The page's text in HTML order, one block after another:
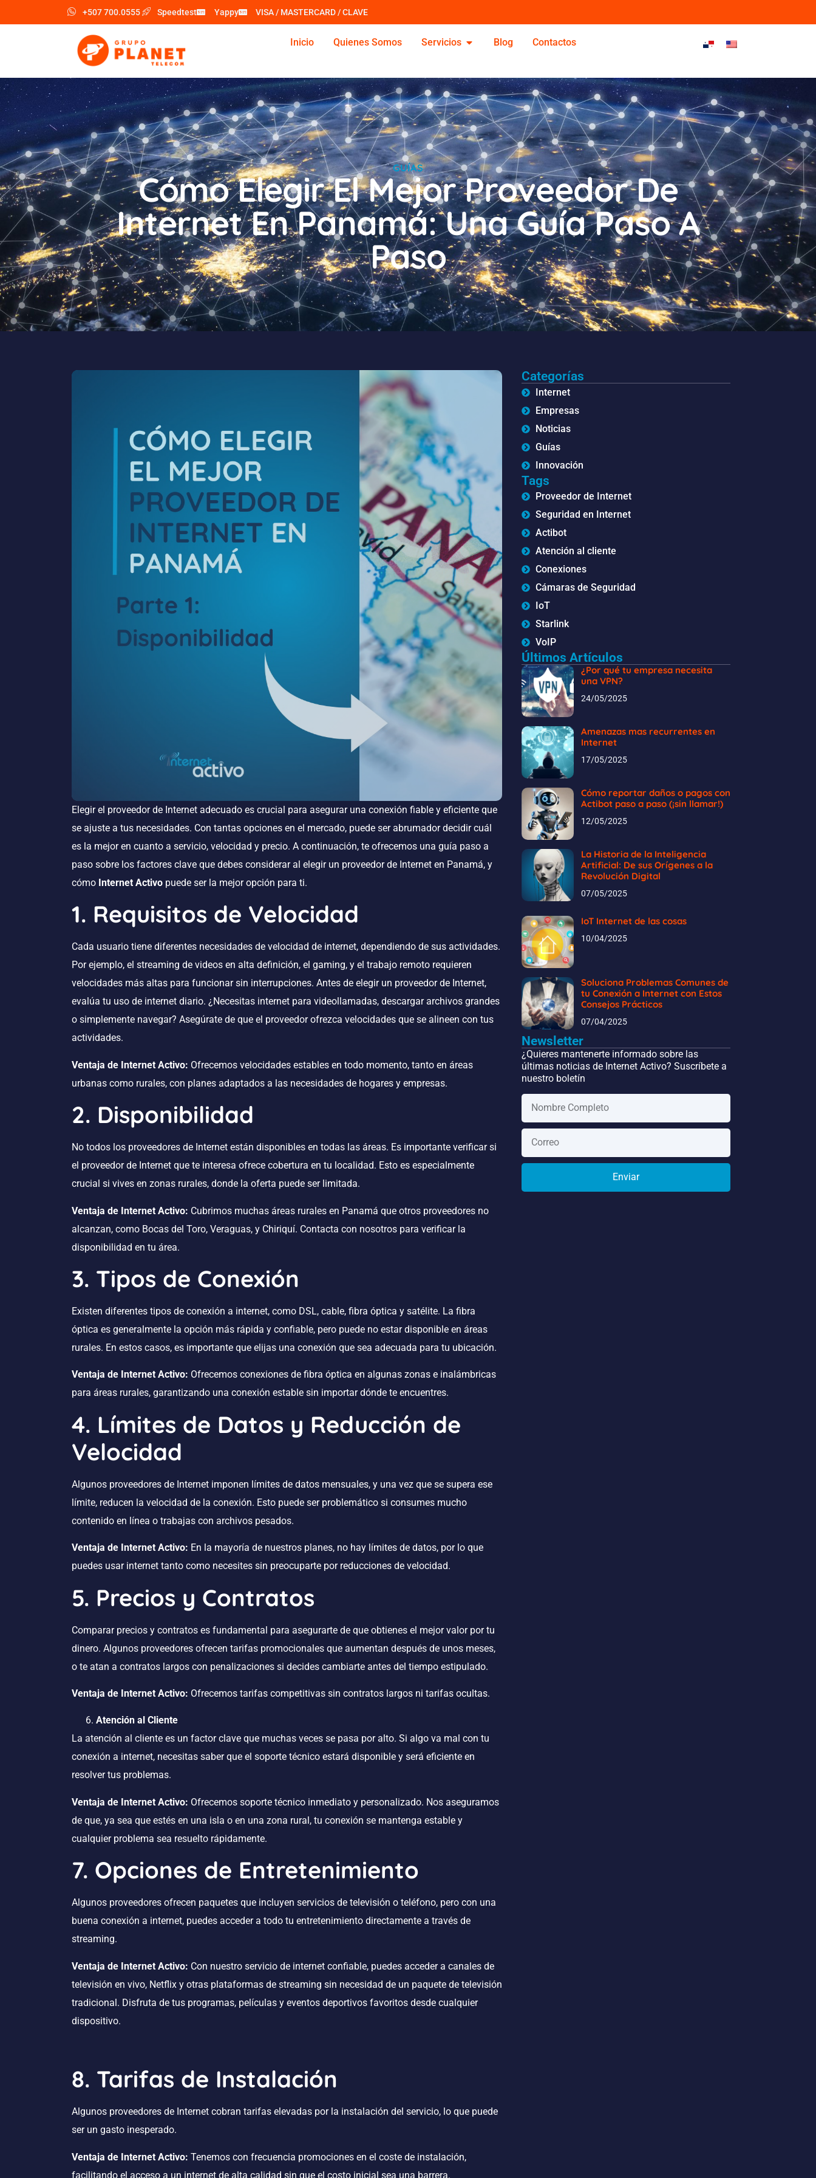
+507 700.0555 Speedtest Yappy VISA / MASTERCARD / CLAVE
Inicio Quienes Somos Servicios Blog Contactos
Item #1 Item #2 Item #3
GUÍAS
Cómo Elegir El Mejor Proveedor De
Internet En Panamá: Una Guía Paso A
Paso
Elegir el proveedor de Internet adecuado es crucial para asegurar una conexión fiable y eficiente que
se ajuste a tus necesidades. Con tantas opciones en el mercado, puede ser abrumador decidir cuál
es la mejor en cuanto a servicio, velocidad y precio. A continuación, te ofrecemos una guía paso a
paso sobre los factores clave que debes considerar al elegir un proveedor de Internet en Panamá, y
cómo Internet Activo puede ser la mejor opción para ti.
1. Requisitos de Velocidad
Cada usuario tiene diferentes necesidades de velocidad de internet, dependiendo de sus actividades.
Por ejemplo, el streaming de videos en alta definición, el gaming, y el trabajo remoto requieren
velocidades más altas para funcionar sin interrupciones. Antes de elegir un proveedor de Internet,
evalúa tu uso de internet diario. ¿Necesitas internet para videollamadas, descargar archivos grandes
o simplemente navegar? Asegúrate de que el proveedor ofrezca velocidades que se alineen con tus
actividades.
Ventaja de Internet Activo: Ofrecemos velocidades estables en todo momento, tanto en áreas
urbanas como rurales, con planes adaptados a las necesidades de hogares y empresas.
2. Disponibilidad
No todos los proveedores de Internet están disponibles en todas las áreas. Es importante verificar si
el proveedor de Internet que te interesa ofrece cobertura en tu localidad. Esto es especialmente
crucial si vives en zonas rurales, donde la oferta puede ser limitada.
Ventaja de Internet Activo: Cubrimos muchas áreas rurales en Panamá que otros proveedores no
alcanzan, como Bocas del Toro, Veraguas, y Chiriquí. Contacta con nosotros para verificar la
disponibilidad en tu área.
3. Tipos de Conexión
Existen diferentes tipos de conexión a internet, como DSL, cable, fibra óptica y satélite. La fibra
óptica es generalmente la opción más rápida y confiable, pero puede no estar disponible en áreas
rurales. En estos casos, es importante que elijas una conexión que sea adecuada para tu ubicación.
Ventaja de Internet Activo: Ofrecemos conexiones de fibra óptica en algunas zonas e inalámbricas
para áreas rurales, garantizando una conexión estable sin importar dónde te encuentres.
4. Límites de Datos y Reducción de
Velocidad
Algunos proveedores de Internet imponen límites de datos mensuales, y una vez que se supera ese
límite, reducen la velocidad de la conexión. Esto puede ser problemático si consumes mucho
contenido en línea o trabajas con archivos pesados.
Ventaja de Internet Activo: En la mayoría de nuestros planes, no hay límites de datos, por lo que
puedes usar internet tanto como necesites sin preocuparte por reducciones de velocidad.
5. Precios y Contratos
Comparar precios y contratos es fundamental para asegurarte de que obtienes el mejor valor por tu
dinero. Algunos proveedores ofrecen tarifas promocionales que aumentan después de unos meses,
o te atan a contratos largos con penalizaciones si decides cambiarte antes del tiempo estipulado.
Ventaja de Internet Activo: Ofrecemos tarifas competitivas sin contratos largos ni tarifas ocultas.
Atención al Cliente
La atención al cliente es un factor clave que muchas veces se pasa por alto. Si algo va mal con tu
conexión a internet, necesitas saber que el soporte técnico estará disponible y será eficiente en
resolver tus problemas.
Ventaja de Internet Activo: Ofrecemos soporte técnico inmediato y personalizado. Nos aseguramos
de que, ya sea que estés en una isla o en una zona rural, tu conexión se mantenga estable y
cualquier problema sea resuelto rápidamente.
7. Opciones de Entretenimiento
Algunos proveedores ofrecen paquetes que incluyen servicios de televisión o teléfono, pero con una
buena conexión a internet, puedes acceder a todo tu entretenimiento directamente a través de
streaming.
Ventaja de Internet Activo: Con nuestro servicio de internet confiable, puedes acceder a canales de
televisión en vivo, Netflix y otras plataformas de streaming sin necesidad de un paquete de televisión
tradicional. Disfruta de tus programas, películas y eventos deportivos favoritos desde cualquier
dispositivo.
8. Tarifas de Instalación
Algunos proveedores de Internet cobran tarifas elevadas por la instalación del servicio, lo que puede
ser un gasto inesperado.
Ventaja de Internet Activo: Tenemos con frecuencia promociones en el coste de instalación,
facilitando el acceso a un internet de alta calidad sin que el costo inicial sea una barrera.
Categorías
Internet
Empresas
Noticias
Guías
Innovación
Tags
Proveedor de Internet
Seguridad en Internet
Actibot
Atención al cliente
Conexiones
Cámaras de Seguridad
IoT
Starlink
VoIP
Últimos Artículos
¿Por qué tu empresa necesita
una VPN?
24/05/2025
Amenazas mas recurrentes en
Internet
17/05/2025
Cómo reportar daños o pagos con
Actibot paso a paso (¡sin llamar!)
12/05/2025
La Historia de la Inteligencia
Artificial: De sus Orígenes a la
Revolución Digital
07/05/2025
IoT Internet de las cosas
10/04/2025
Soluciona Problemas Comunes de
tu Conexión a Internet con Estos
Consejos Prácticos
07/04/2025
Newsletter
¿Quieres mantenerte informado sobre las
últimas noticias de Internet Activo? Suscríbete a
nuestro boletín
Enviar